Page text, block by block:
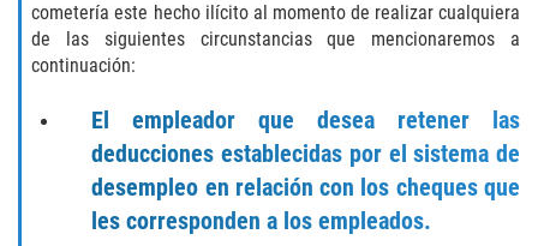
DUI Causando Lesiones
DUI Con Pasajeros Menores de 14
años
Leyes de DUI en el Estado de
California
cometería este hecho ilícito al momento de realizar cualquiera
de las siguientes circunstancias que mencionaremos a
continuación:
El empleador que desea retener las
deducciones establecidas por el sistema de
desempleo en relación con los cheques que
les corresponden a los empleados.